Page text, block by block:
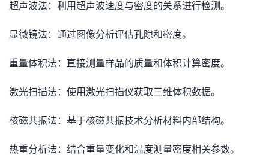
超声波法：利用超声波速度与密度的关系进行检测。
显微镜法：通过图像分析评估孔隙和密度。
重量体积法：直接测量样品的质量和体积计算密度。
激光扫描法：使用激光扫描仪获取三维体积数据。
核磁共振法：基于核磁共振技术分析材料内部结构。
热重分析法：结合重量变化和温度测量密度相关参数。